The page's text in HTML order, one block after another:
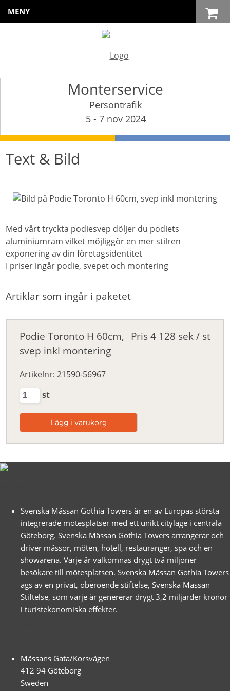
Monterservice
Persontrafik
5 - 7 nov 2024
MENY
Text & Bild
Med vårt tryckta podiesvep döljer du podiets
aluminiumram vilket möjliggör en mer stilren
exponering av din företagsidentitet
I priser ingår podie, svepet och montering
Artiklar som ingår i paketet
Pris4 128 sek / st
Podie Toronto H 60cm,
svep inkl montering
Artikelnr: 21590-56967
st
Svenska Mässan Gothia Towers är en av Europas största
integrerade mötesplatser med ett unikt cityläge i centrala
Göteborg. Svenska Mässan Gothia Towers arrangerar och
driver mässor, möten, hotell, restauranger, spa och en
showarena. Varje år välkomnas drygt två miljoner
besökare till mötesplatsen. Svenska Mässan Gothia Towers
ägs av en privat, oberoende stiftelse, Svenska Mässan
Stiftelse, som varje år genererar drygt 3,2 miljarder kronor
i turistekonomiska effekter.
Mässans Gata/Korsvägen
412 94 Göteborg
Sweden